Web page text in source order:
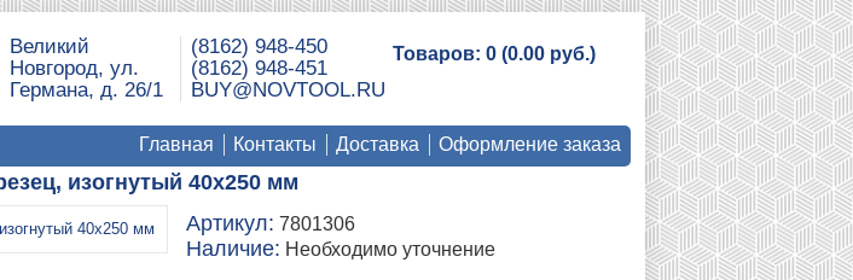
Великий
Новгород, ул.
Германа, д. 26/1
(8162) 948-450
(8162) 948-451
BUY@NOVTOOL.RU
Товаров: 0 (0.00 руб.)
Главная Контакты Доставка Оформление заказа
изогнутый 40х250 мм
Артикул: 7801306
Наличие: Необходимо уточнение